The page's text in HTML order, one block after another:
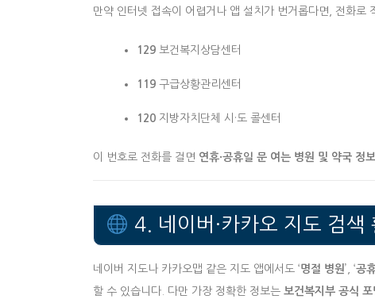
만약 인터넷 접속이 어렵거나 앱 설치가 번거롭다면, 전화로
129 보건복지상담센터
119 구급상황관리센터
120 지방자치단체 시·도 콜센터
이 번호로 전화를 걸면 연휴·공휴일 문 여는 병원 및 약국 정보
4. 네이버·카카오 지도 검색
네이버 지도나 카카오맵 같은 지도 앱에서도 ‘명절 병원’, ‘공
할 수 있습니다. 다만 가장 정확한 정보는 보건복지부 공식